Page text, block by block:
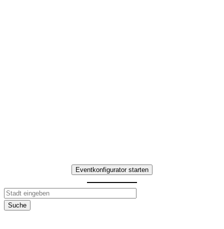
Eventkonfigurator starten
Suche